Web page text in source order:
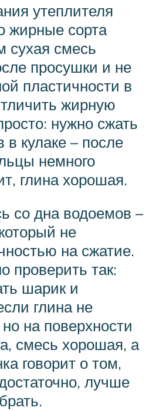
утеплителя
жирные сорта
сухая смесь
просушки и не
пластичности в
жирную
нужно сжать
кулаке – после
немного
глина хорошая.
со дна водоемов –
не
на сжатие.
проверить так:
шарик и
глина не
на поверхности
смесь хорошая, а
говорит о том,
лучше